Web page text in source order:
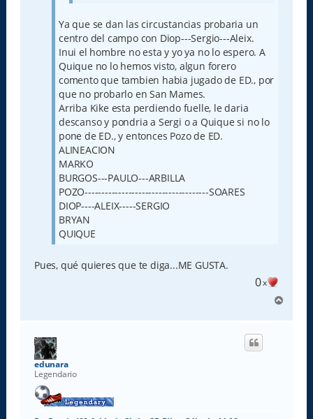
Ya que se dan las circustancias probaria un
centro del campo con Diop---Sergio---Aleix.
Inui el hombre no esta y yo ya no lo espero. A
Quique no lo hemos visto, algun forero
comento que tambien habia jugado de ED., por
que no probarlo en San Mames.
Arriba Kike esta perdiendo fuelle, le daria
descanso y pondria a Sergi o a Quique si no lo
pone de ED., y entonces Pozo de ED.
ALINEACION
MARKO
BURGOS---PAULO---ARBILLA
POZO-------------------------------------SOARES
DIOP----ALEIX-----SERGIO
BRYAN
QUIQUE
Pues, qué quieres que te diga...ME GUSTA.
0x
r
edunara
Legendario